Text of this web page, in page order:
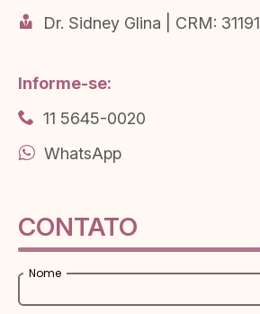
Dr. Sidney Glina | CRM: 31191
Informe-se:
11 5645-0020
WhatsApp
CONTATO
Nome